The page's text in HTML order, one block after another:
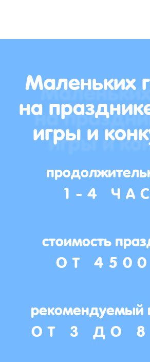
Маленьких
на
игры и
1-4
стоимость
ОТ
рекомендуемый
ОТ 3 ДО 8